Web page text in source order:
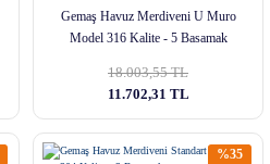
Gemaş Havuz Merdiveni U Muro
Model 316 Kalite - 5 Basamak
18.003,55 TL
11.702,31 TL
%35